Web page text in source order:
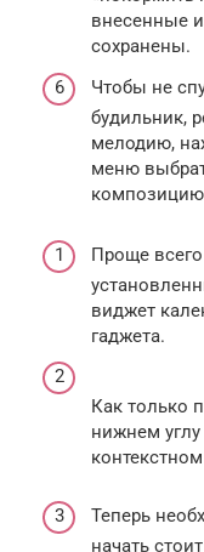
внесенные
сохранены.
Чтобы не
будильник,
мелодию,
меню
Проще
виджет
гаджета.
Как только
нижнем
Теперь
начать